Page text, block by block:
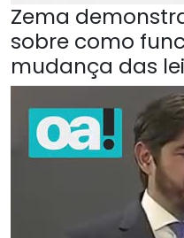
Zema
sobre como
mudança das